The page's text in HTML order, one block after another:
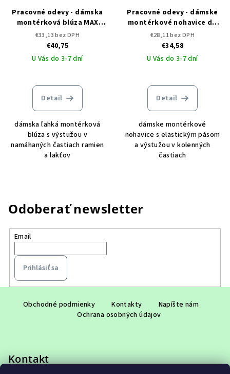
Pracovné odevy - dámska
montérková blúza MAX
SUMMER LADY CERVA
€33,13 bez DPH
€40,75
U Vás do 3-7 dní
Detail
dámska ľahká montérková
blúza s výstužou v
namáhaných častiach ramien
a lakťov
Pracovné odevy - dámske
montérkové nohavice do
pása MAX SUMMER LADY
CERVA
€28,11 bez DPH
€34,58
U Vás do 3-7 dní
Detail
dámske montérkové
nohavice s elastickým pásom
a výstužou v kolenných
častiach
Odoberať newsletter
Email
Prihlásiť sa
i
Obchodné podmienky Kontakty
Napíšte nám
Ochrana osobných údajov
Kontakt